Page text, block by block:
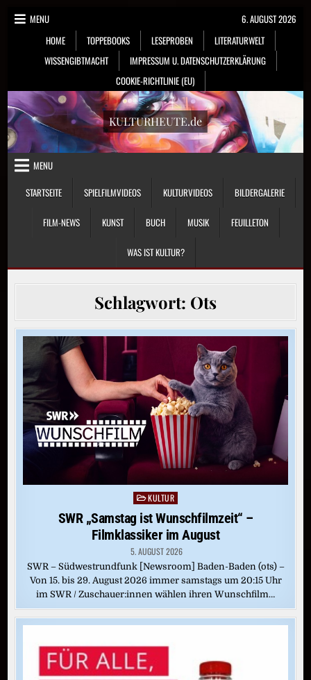
Skip
MENU
HOME
TOPPEBOOKS LESEPROBEN
LITERATURWELT
WISSENGIBTMACHT
IMPRESSUM U. DATENSCHUTZERKLÄRUNG
COOKIE-RICHTLINIE (EU)
6. AUGUST 2026
KULTURHEUTE.de
MENU
STARTSEITE
SPIELFILMVIDEOS KULTURVIDEOS BILDERGALERIE
FILM-NEWS KUNST BUCH MUSIK FEUILLETON
WAS IST KULTUR?
Schlagwort: Ots
Posted
in
KULTUR
SWR „Samstag ist Wunschfilmzeit“ –
Filmklassiker im August
5. AUGUST 2026
SWR – Südwestrundfunk [Newsroom] Baden-Baden (ots) –
Von 15. bis 29. August 2026 immer samstags um 20:15 Uhr
im SWR / Zuschauer:innen wählen ihren Wunschfilm…